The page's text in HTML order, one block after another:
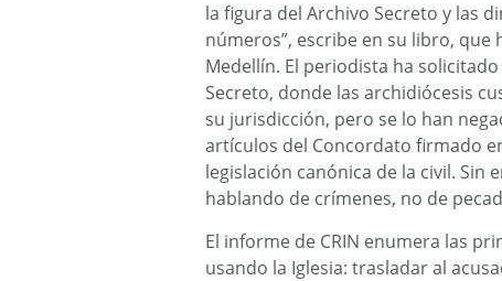
la figura del Archivo Secreto y las
números”, escribe en su libro,
Medellín. El periodista ha
Secreto, donde las archidiócesis
su jurisdicción, pero se lo han
artículos del Concordato firmado
legislación canónica de la civil. Sin
hablando de crímenes, no de
El informe de CRIN enumera las
usando la Iglesia: trasladar al